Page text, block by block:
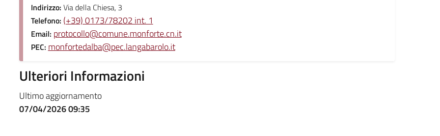
Indirizzo: Via della Chiesa, 3
Telefono: (+39) 0173/78202 int. 1
Email: protocollo@comune.monforte.cn.it
PEC: monfortedalba@pec.langabarolo.it
Ulteriori Informazioni
Ultimo aggiornamento
07/04/2026 09:35